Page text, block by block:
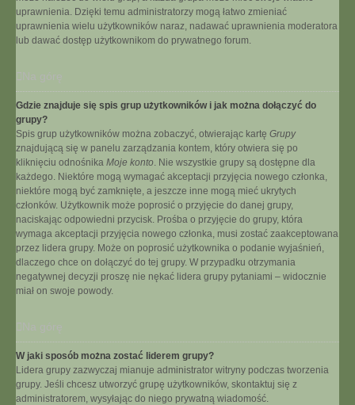
uprawnienia. Dzięki temu administratorzy mogą łatwo zmieniać
uprawnienia wielu użytkowników naraz, nadawać uprawnienia moderatora
lub dawać dostęp użytkownikom do prywatnego forum.
Na górę
Gdzie znajduje się spis grup użytkowników i jak można dołączyć do
grupy?
Spis grup użytkowników można zobaczyć, otwierając kartę Grupy
znajdującą się w panelu zarządzania kontem, który otwiera się po
kliknięciu odnośnika Moje konto. Nie wszystkie grupy są dostępne dla
każdego. Niektóre mogą wymagać akceptacji przyjęcia nowego członka,
niektóre mogą być zamknięte, a jeszcze inne mogą mieć ukrytych
członków. Użytkownik może poprosić o przyjęcie do danej grupy,
naciskając odpowiedni przycisk. Prośba o przyjęcie do grupy, która
wymaga akceptacji przyjęcia nowego członka, musi zostać zaakceptowana
przez lidera grupy. Może on poprosić użytkownika o podanie wyjaśnień,
dlaczego chce on dołączyć do tej grupy. W przypadku otrzymania
negatywnej decyzji proszę nie nękać lidera grupy pytaniami – widocznie
miał on swoje powody.
Na górę
W jaki sposób można zostać liderem grupy?
Lidera grupy zazwyczaj mianuje administrator witryny podczas tworzenia
grupy. Jeśli chcesz utworzyć grupę użytkowników, skontaktuj się z
administratorem, wysyłając do niego prywatną wiadomość.